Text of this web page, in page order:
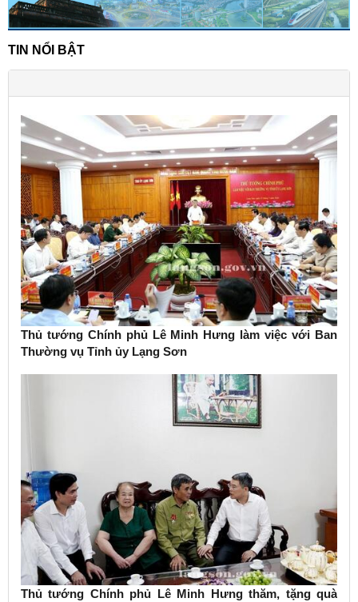
TIN NỔI BẬT
Thủ tướng Chính phủ Lê Minh Hưng làm việc với Ban
Thường vụ Tỉnh ủy Lạng Sơn
Thủ tướng Chính phủ Lê Minh Hưng thăm, tặng quà